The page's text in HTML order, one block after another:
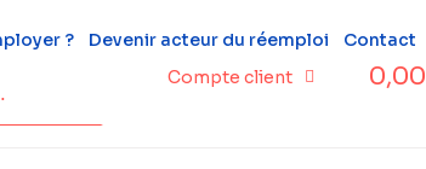
? Devenir acteur du réemploi
Contact
Compte client 0,00